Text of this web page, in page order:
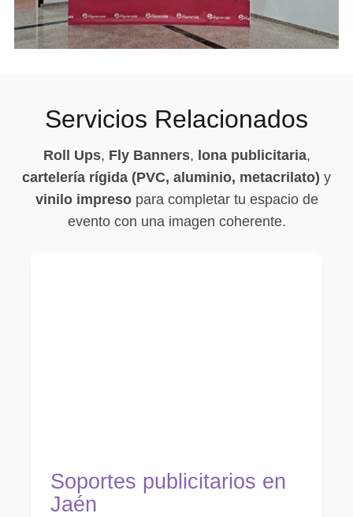
Servicios Relacionados
Roll Ups, Fly Banners, lona publicitaria,
cartelería rígida (PVC, aluminio, metacrilato) y
vinilo impresopara completar tu espacio de
evento con una imagen coherente.
Soportes publicitarios en
Jaén